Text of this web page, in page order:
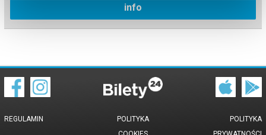
info
REGULAMIN
POLITYKA
POLITYKA